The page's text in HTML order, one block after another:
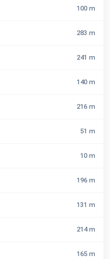
100 m
283 m
241 m
140 m
216 m
51 m
10 m
196 m
131 m
214 m
165 m